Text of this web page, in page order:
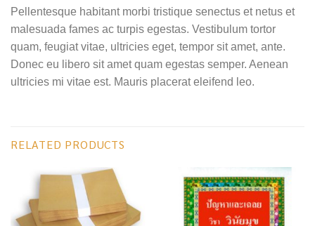
Pellentesque habitant morbi tristique senectus et netus et
malesuada fames ac turpis egestas. Vestibulum tortor
quam, feugiat vitae, ultricies eget, tempor sit amet, ante.
Donec eu libero sit amet quam egestas semper. Aenean
ultricies mi vitae est. Mauris placerat eleifend leo.
RELATED PRODUCTS